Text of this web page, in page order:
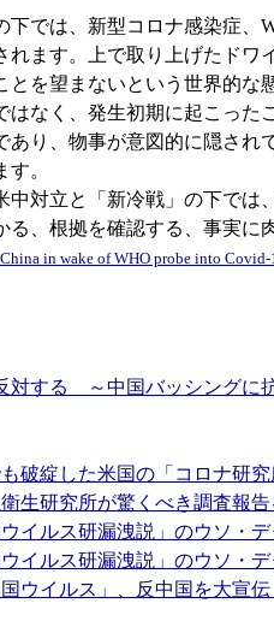
では、新型コロナ感染症、
れます。上で取り上げたド
とを望まないという世界的
はなく、発生初期に起こっ
あり、物事が意図的に隠さ
。
対立と「新冷戦」の下では
、根拠を確認する、事実に
in wake of WHO probe into Covid-
対する ～中国バッシングに
破綻した米国の「コロナ研究
衛生研究所が驚くべき調査
イルス研漏洩説」のウソ・
イルス研漏洩説」のウソ・
国ウイルス」、反中国を大